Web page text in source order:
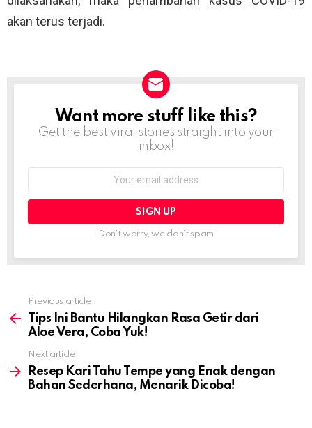
akan terus terjadi.
NEWSLETTER
Want more stuff like this?
Get the best viral stories straight into your
inbox!
Don't worry, we don't spam
more
Previous article
Tips Ini Bantu Hilangkan Rasa Getir dari
Aloe Vera, Coba Yuk!
Next article
Resep Kari Tahu Tempe yang Enak dengan
Bahan Sederhana, Menarik Dicoba!